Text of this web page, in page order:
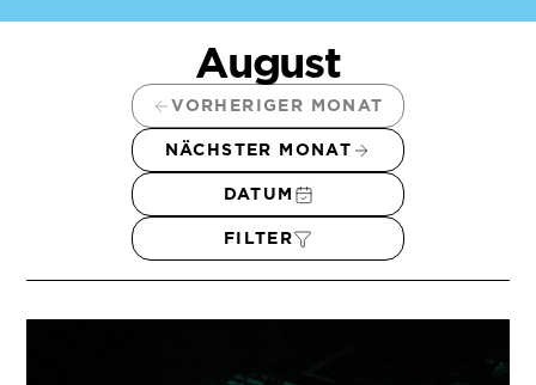
August
VORHERIGER MONAT
NÄCHSTER MONAT
DATUM
FILTER